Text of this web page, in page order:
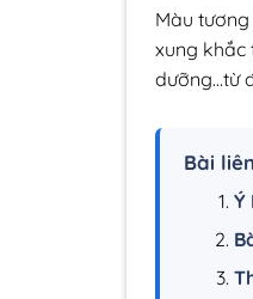
Màu
xung khắc
dưỡng…từ
Bài
Ý